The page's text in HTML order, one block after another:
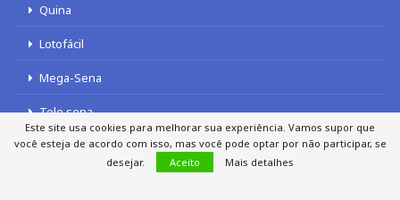
Quina
Lotofácil
Mega-Sena
Tele sena
Este site usa cookies para melhorar sua experiência. Vamos supor que
você esteja de acordo com isso, mas você pode optar por não participar, se
desejar.
Aceito Mais detalhes